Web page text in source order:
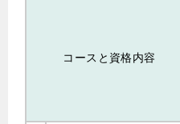
コースと資格内容